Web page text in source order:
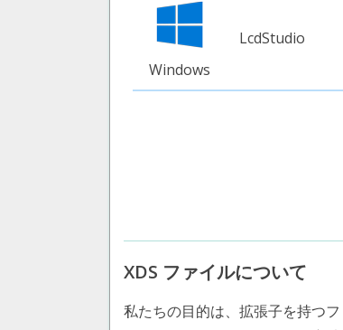
Windows
LcdStudio
XDS ファイルについて
私たちの目的は、拡張子を持つ